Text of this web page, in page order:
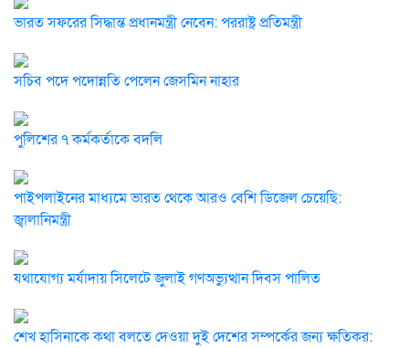
ভারত সফরের সিদ্ধান্ত প্রধানমন্ত্রী নেবেন: পররাষ্ট্র প্রতিমন্ত্রী
সচিব পদে পদোন্নতি পেলেন জেসমিন নাহার
পুলিশের ৭ কর্মকর্তাকে বদলি
পাইপলাইনের মাধ্যমে ভারত থেকে আরও বেশি ডিজেল চেয়েছি:
জ্বালানিমন্ত্রী
যথাযোগ্য মর্যাদায় সিলেটে জুলাই গণঅভ্যুত্থান দিবস পালিত
শেখ হাসিনাকে কথা বলতে দেওয়া দুই দেশের সম্পর্কের জন্য ক্ষতিকর: